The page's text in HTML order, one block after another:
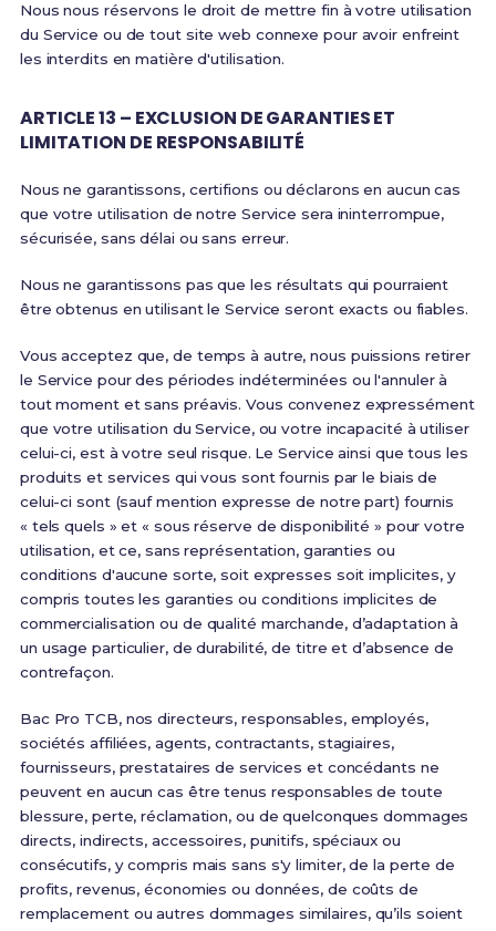
Nous nous réservons le droit de mettre fin à votre utilisation
du Service ou de tout site web connexe pour avoir enfreint
les interdits en matière d'utilisation.
ARTICLE 13 – EXCLUSION DE GARANTIES ET
LIMITATION DE RESPONSABILITÉ
Nous ne garantissons, certifions ou déclarons en aucun cas
que votre utilisation de notre Service sera ininterrompue,
sécurisée, sans délai ou sans erreur.
Nous ne garantissons pas que les résultats qui pourraient
être obtenus en utilisant le Service seront exacts ou fiables.
Vous acceptez que, de temps à autre, nous puissions retirer
le Service pour des périodes indéterminées ou l'annuler à
tout moment et sans préavis. Vous convenez expressément
que votre utilisation du Service, ou votre incapacité à utiliser
celui-ci, est à votre seul risque. Le Service ainsi que tous les
produits et services qui vous sont fournis par le biais de
celui-ci sont (sauf mention expresse de notre part) fournis
« tels quels » et « sous réserve de disponibilité » pour votre
utilisation, et ce, sans représentation, garanties ou
conditions d'aucune sorte, soit expresses soit implicites, y
compris toutes les garanties ou conditions implicites de
commercialisation ou de qualité marchande, d’adaptation à
un usage particulier, de durabilité, de titre et d’absence de
contrefaçon.
Bac Pro TCB, nos directeurs, responsables, employés,
sociétés affiliées, agents, contractants, stagiaires,
fournisseurs, prestataires de services et concédants ne
peuvent en aucun cas être tenus responsables de toute
blessure, perte, réclamation, ou de quelconques dommages
directs, indirects, accessoires, punitifs, spéciaux ou
consécutifs, y compris mais sans s'y limiter, de la perte de
profits, revenus, économies ou données, de coûts de
remplacement ou autres dommages similaires, qu’ils soient